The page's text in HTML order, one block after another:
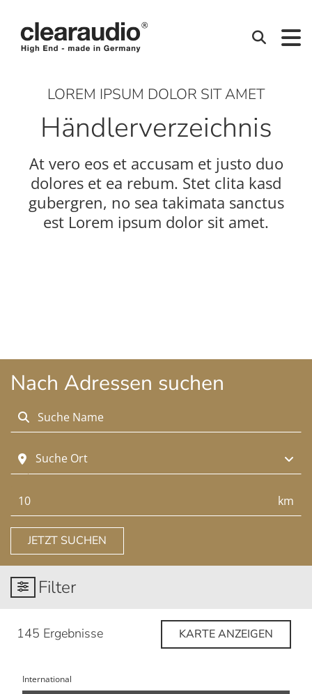
Suchen
LOREM IPSUM DOLOR SIT AMET
Händlerverzeichnis
At vero eos et accusam et justo duo
dolores et ea rebum. Stet clita kasd
gubergren, no sea takimata sanctus
est Lorem ipsum dolor sit amet.
Nach Adressen suchen
Suchen
SuchenSuche Ort
km
JETZT SUCHEN
Filter
145 Ergebnisse KARTE ANZEIGEN
International